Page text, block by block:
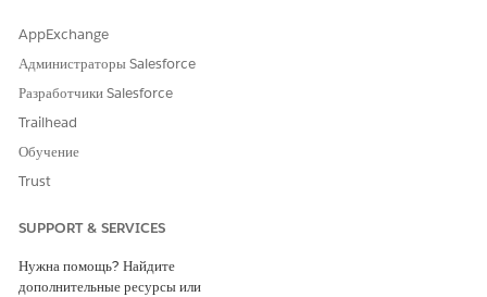
Оставьте свой отзыв, чтобы мы могли стать лучше!
AppExchange
Администраторы Salesforce
Разработчики Salesforce
Trailhead
Обучение
Trust
SUPPORT & SERVICES
Нужна помощь? Найдите
дополнительные ресурсы или